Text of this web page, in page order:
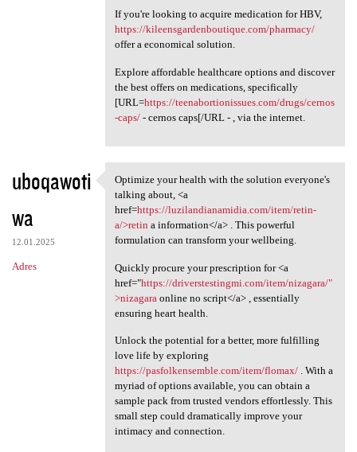
If you're looking to acquire medication for HBV,
https://kileensgardenboutique.com/pharmacy/
offer a economical solution.
Explore affordable healthcare options and discover
the best offers on medications, specifically
[URL=https://teenabortionissues.com/drugs/cernos
-caps/- cernos caps[/URL - , via the internet.
uboqawoti
wa
12.01.2025
Adres
Optimize your health with the
Optimize your health with the solution everyone's
talking about, <a
href=https://luzilandianamidia.com/item/retin-
a/>retin a information</a> . This powerful
formulation can transform your wellbeing.
Quickly procure your prescription for <a
href="https://driverstestingmi.com/item/nizagara/"
>nizagara online no script</a> , essentially
ensuring heart health.
Unlock the potential for a better, more fulfilling
love life by exploring
https://pasfolkensemble.com/item/flomax/. With a
myriad of options available, you can obtain a
sample pack from trusted vendors effortlessly. This
small step could dramatically improve your
intimacy and connection.